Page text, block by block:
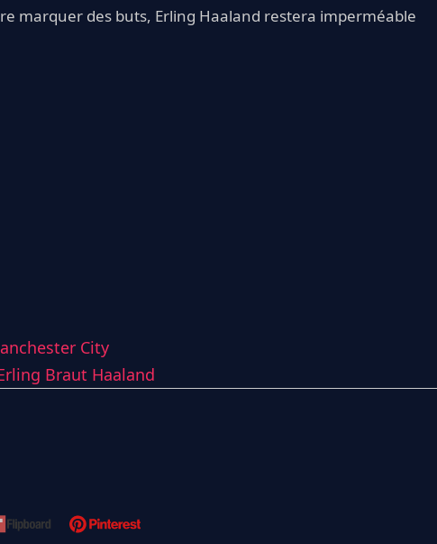
marquer des buts, Erling Haaland restera imperméable
City
Braut Haaland